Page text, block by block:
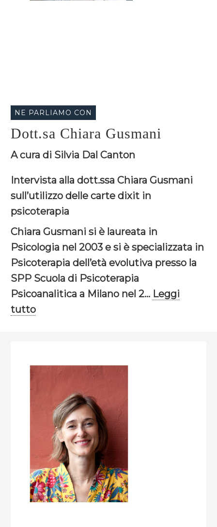
NE PARLIAMO CON
Dott.sa Chiara Gusmani
A cura di Silvia Dal Canton
Intervista alla dott.ssa Chiara Gusmani
sull’utilizzo delle carte dixit in
psicoterapia
Chiara Gusmani si è laureata in
Psicologia nel 2003 e si è specializzata in
Psicoterapia dell’età evolutiva presso la
SPP Scuola di Psicoterapia
Psicoanalitica a Milano nel 2... Leggi
tutto